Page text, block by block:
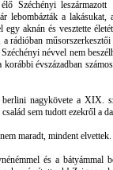
Széchényi leszármazott
lebombázták a lakásukat,
aknán és vesztette
rádióban
névvel nem
évszázadban
nagykövete a XIX.
sem tudott ezekről a
maradt, mindent elvettek.
és a bátyámmal